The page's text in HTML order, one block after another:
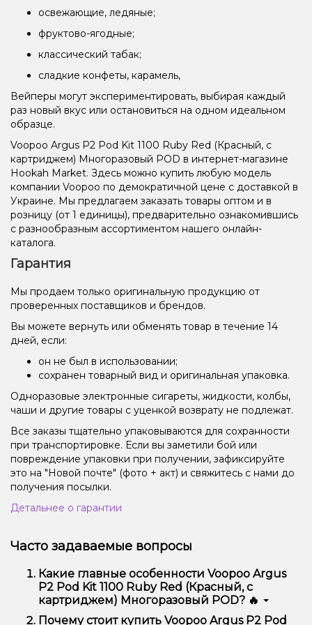
освежающие, ледяные;
фруктово-ягодные;
классический табак;
сладкие конфеты, карамель,
Вейперы могут экспериментировать, выбирая каждый
раз новый вкус или остановиться на одном идеальном
образце.
Voopoo Argus P2 Pod Kit 1100 Ruby Red (Красный, с
картриджем) Многоразовый POD в интернет-магазине
Hookah Market. Здесь можно купить любую модель
компании Voopoo по демократичной цене с доставкой в
Украине. Мы предлагаем заказать товары оптом и в
розницу (от 1 единицы), предварительно ознакомившись
с разнообразным ассортиментом нашего онлайн-
каталога.
Гарантия
Мы продаем только оригинальную продукцию от
проверенных поставщиков и брендов.
Вы можете вернуть или обменять товар в течение 14
дней, если:
он не был в использовании;
сохранен товарный вид и оригинальная упаковка.
Одноразовые электронные сигареты, жидкости, колбы,
чаши и другие товары с уценкой возврату не подлежат.
Все заказы тщательно упаковываются для сохранности
при транспортировке. Если вы заметили бой или
повреждение упаковки при получении, зафиксируйте
это на "Новой почте" (фото + акт) и свяжитесь с нами до
получения посылки.
Детальнее о гарантии
Часто задаваемые вопросы
Какие главные особенности Voopoo Argus
P2 Pod Kit 1100 Ruby Red (Красный, с
картриджем) Многоразовый POD? 🔥
Voopoo Argus P2 Pod Kit 1100 Ruby Red (Красный, с
Почему стоит купить Voopoo Argus P2 Pod